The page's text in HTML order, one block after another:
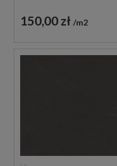
GRESOWE
150,00 zł m2